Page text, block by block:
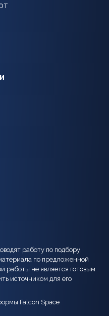
работу по подбору,
по предложенной
работы не является готовым
источником для его
Falcon Space